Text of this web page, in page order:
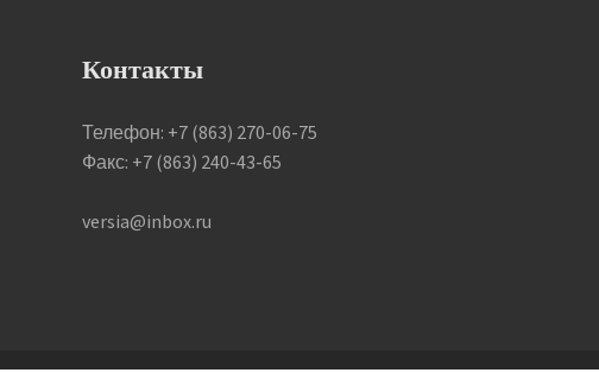
Контакты
Телефон: +7 (863) 270-06-75
Факс: +7 (863) 240-43-65
versia@inbox.ru